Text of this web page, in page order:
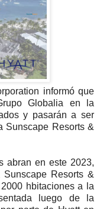
informó que
Globalia en la
y pasarán a ser
Sunscape Resorts &
abran en este 2023,
Resorts &
hbitaciones a la
luego de la